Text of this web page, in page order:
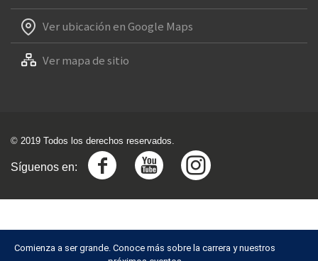
Ver ubicación en Google Maps
Ver mapa de sitio
© 2019 Todos los derechos reservados.
Síguenos en:
Comienza a ser grande. Conoce más sobre la carrera y nuestros